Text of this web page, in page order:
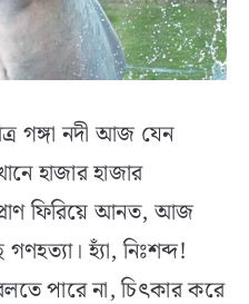
গঙ্গা নদী আজ যেন
হাজার হাজার
ফিরিয়ে আনত, আজ
হ্যাঁ, নিঃশব্দ!
পারে না, চিৎকার করে